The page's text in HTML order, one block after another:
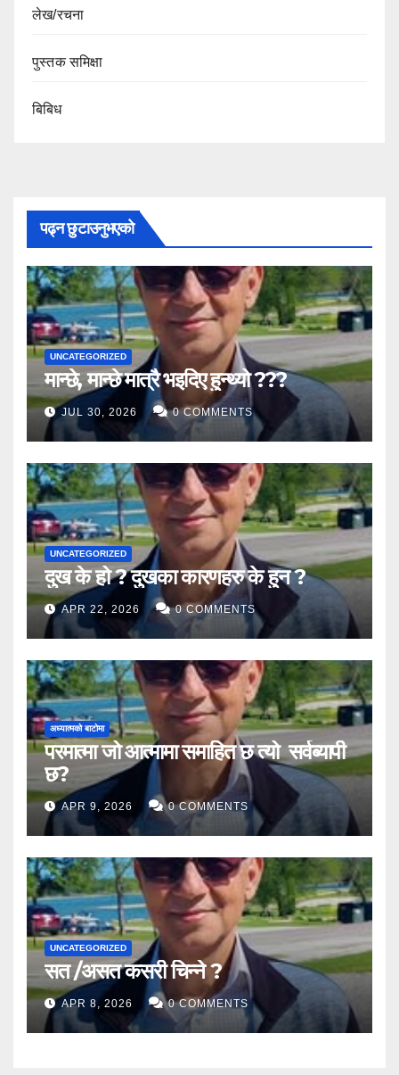
लेख/रचना
पुस्तक समिक्षा
बिबिध
पढ्न छुटाउनुभएको
UNCATEGORIZED
मान्छे, मान्छे मात्रै भइदिए हुन्थ्यो ???
JUL 30, 2026 0 COMMENTS
UNCATEGORIZED
दुख के हो ? दुखका कारणहरु के हुन ?
APR 22, 2026 0 COMMENTS
अध्यात्मको बाटोमा
परमात्मा जो आत्मामा समाहित छ त्यो सर्वब्यापी
छ?
APR 9, 2026 0 COMMENTS
UNCATEGORIZED
सत /असत कसरी चिन्ने ?
APR 8, 2026 0 COMMENTS